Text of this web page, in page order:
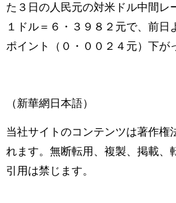
た３日の人民元の対米ドル中間レ
１ドル＝６・３９８２元で、前日
ポイント（０・００２４元）下が
（新華網日本語）
当社サイトのコンテンツは著作権
れます。無断転用、複製、掲載、
引用は禁じます。